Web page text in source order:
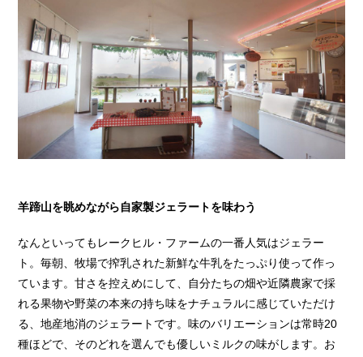
羊蹄山を眺めながら自家製ジェラートを味わう
なんといってもレークヒル・ファームの一番人気はジェラー
ト。毎朝、牧場で搾乳された新鮮な牛乳をたっぷり使って作っ
ています。甘さを控えめにして、自分たちの畑や近隣農家で採
れる果物や野菜の本来の持ち味をナチュラルに感じていただけ
る、地産地消のジェラートです。味のバリエーションは常時20
種ほどで、そのどれを選んでも優しいミルクの味がします。お